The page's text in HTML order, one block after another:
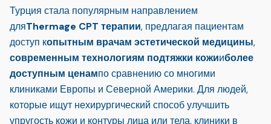
Турция стала популярным направлением
дляThermage CPT терапии, предлагая пациентам
доступ копытным врачам эстетической медицины,
современным технологиям подтяжки кожииболее
доступным ценампо сравнению со многими
клиниками Европы и Северной Америки. Для людей,
которые ищут нехирургический способ улучшить
упругость кожи и контуры лица или тела, клиники в